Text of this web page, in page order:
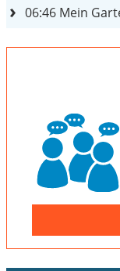
06:46 Mein